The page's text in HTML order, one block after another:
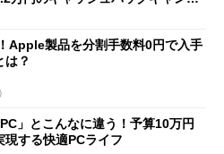
Apple製品を分割手数料0円で入手
は？
PC」とこんなに違う！予算10万円
現する快適PCライフ